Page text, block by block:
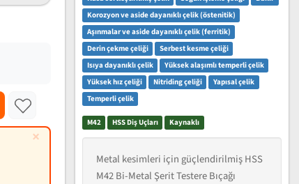
×
Korozyon ve aside dayanıklı çelik (östenitik)
Aşınmalar ve aside dayanıklı çelik (ferritik)
Derin çekme çeliği
Serbest kesme çeliği
Isıya dayanıklı çelik
Yüksek alaşımlı temperli çelik
Yüksek hız çeliği
Nitriding çeliği
Yapısal çelik
Temperli çelik
M42 HSS Diş Uçları Kaynaklı
Metal kesimleri için güçlendirilmiş HSS
M42 Bi-Metal Şerit Testere Bıçağı